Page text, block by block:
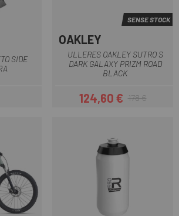
SIDE
SENSE STOCK
OAKLEY
ULLERES OAKLEY SUTRO S
DARK GALAXY PRIZM ROAD
BLACK
Preu
124,60 €Preu regular
178 €